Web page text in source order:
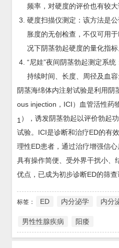
频率，对硬度的评价也有较大
硬度扫描仪测定：该方法是
胀度的无创检查，不仅可用
况下阴茎勃起硬度的量化指标
“尼娃”夜间阴茎勃起测定系统
持续时间、长度、周径及血容
阴茎海绵体内注射试验是利用阴
ous injection，ICI）血管活性药
1 ），诱发阴茎勃起以评价勃起
试验。ICI是诊断和治疗ED的有
理性ED患者，通过治疗增强信
具有操作简便、受外界干扰小、
优点，已成为初步诊断ED的筛查
标签： ED 内分泌学 内分
男性性腺疾病 阳痿